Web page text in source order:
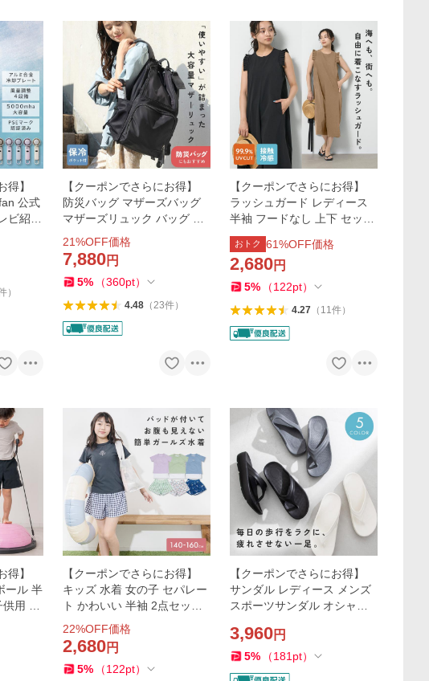
得】
公式
ビ紹介
レート
）
【クーポンでさらにお得】
防災バッグ マザーズバッグ
マザーズリュック バッグ リ
ュック 大容量 軽量 撥水 男女
兼用 背面ポケット 哺乳瓶 保
温
21%OFF価格
7,880円
5% （360pt）
4.48（23件）
【クーポンでさらにお得】
ラッシュガード レディース
半袖 フードなし 上下 セット
フリル 体型カバー 水着 30代
40代 50代 ママ オールインワ
ン
おトク 61%OFF価格
2,680円
5% （122pt）
4.27（ 11件）
得】
ール 半
用 大
識 姿
【クーポンでさらにお得】
キッズ 水着 女の子 セパレー
ト かわいい 半袖 2点セット
パンツ 上下 ガールズ 水着 ジ
ュニア 140 150 160 プール
おしゃれ
22%OFF価格
2,680円
5% （122pt）
【クーポンでさらにお得】
サンダル レディース メンズ
スポーツサンダル オシャレ
ッション 軽量 歩きやすい 滑
りにくい
3,960円
5% （181 pt）